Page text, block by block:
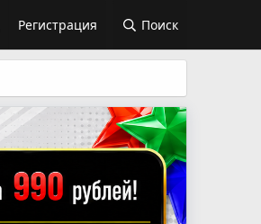
Регистрация Поиск